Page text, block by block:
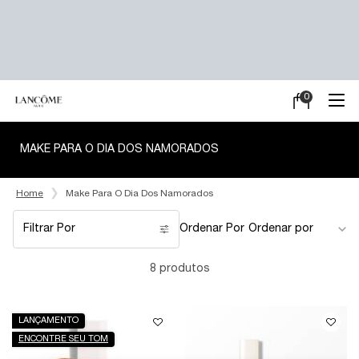
Meu
0
0 product in
MAKE PARA O DIA DOS NAMORADOS
Home Make Para O Dia Dos Namorados
Filtrar Por
Filters menu
Ordenar Por
8 produtos
LANÇAMENTO
ENCONTRE SEU TOM